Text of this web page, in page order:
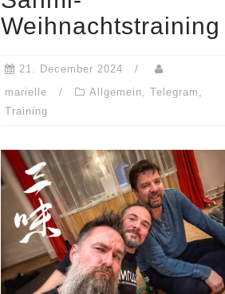
Weihnachtstraining
21. December 2024
marielle
Allgemein, Telegram ,
Training